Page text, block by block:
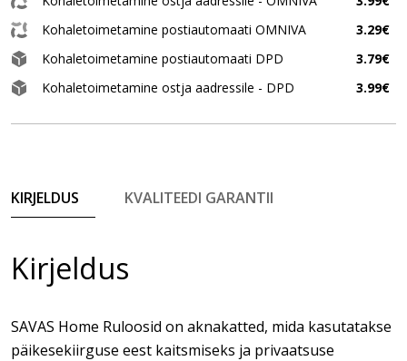
Kohaletoimetamine postiautomaati OMNIVA
3.29€
Kohaletoimetamine postiautomaati DPD
3.79€
Kohaletoimetamine ostja aadressile - DPD
3.99€
KIRJELDUS KVALITEEDI GARANTII
Kirjeldus
SAVAS Home Ruloosid on aknakatted, mida kasutatakse
päikesekiirguse eest kaitsmiseks ja privaatsuse